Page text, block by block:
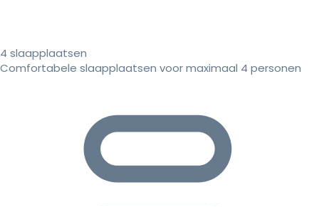
4 slaapplaatsen
Comfortabele slaapplaatsen voor maximaal 4 personen